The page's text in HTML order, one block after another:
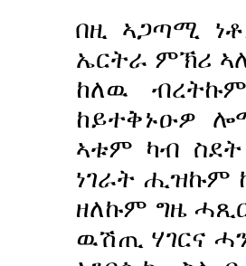
በዚ ኣጋጣሚ
ኤርትራ ምኽሪ
ከለዉ
ከይተቅኑዑዎ
ኣቱም ካብ ስደት
ነገራት ሒዝኩም
ዘለኩም ግዜ
ዉሽጢ ሃገርና